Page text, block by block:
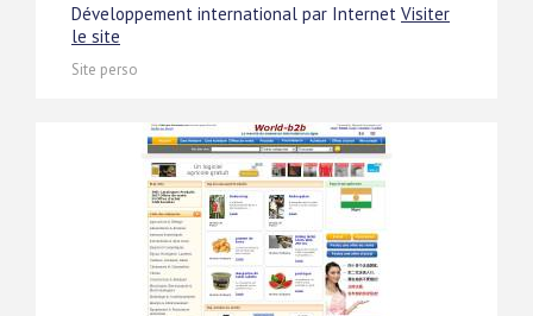
Développement international par Internet Visiter
le site
Site perso